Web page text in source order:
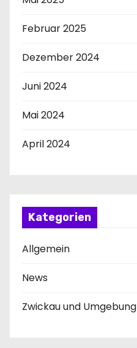
Februar 2025
Dezember 2024
Juni 2024
Mai 2024
April 2024
Kategorien
Allgemein
News
Zwickau und Umgebung